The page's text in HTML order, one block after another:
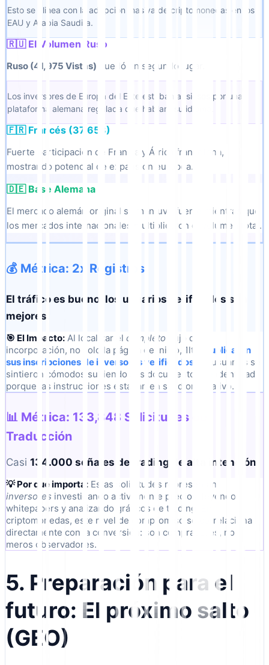
Esto se alinea con la adopción masiva de criptomonedas en los
EAU y Arabia Saudita.
🇷🇺 El Volumen Ruso
Ruso (41,975 Vistas) quedó en segundo lugar.
Los inversores de Europa del Este estaban ansiosos por una
plataforma alemana regulada que hablara su idioma.
🇫🇷 Francés (37,653)
Fuerte participación de Francia y África francófona,
mostrando potencial de expansión europea.
🇩🇪 Base Alemana
El mercado alemán original se mantuvo fuerte mientras que
los mercados internacionales multiplicaron el volumen total.
💰 Métrica: 2x Registros
El tráfico es bueno; los usuarios verificados son
mejores.
🎯 El Impacto: Al localizar el completo flujo de
incorporación, no solo la página de inicio, 1ltat
duplicaron
sus inscripciones de inversores verificados
Los usuarios se
sintieron cómodos subiendo sus documentos de identidad
porque las instrucciones estaban en su idioma nativo.
📊 Métrica: 133,848 Solicitudes de
Traducción
Casi 134.000 señales de trading de alta intención
💡 Por qué importa: Estas solicitudes representan
inversores investigando activamente precios, leyendo
whitepapers y analizando gráficos de trading. En
criptomonedas, este nivel de compromiso se correlaciona
directamente con la conversión: son compradores, no
meros observadores.
5. Preparación para el
futuro: El próximo salto
(GEO)